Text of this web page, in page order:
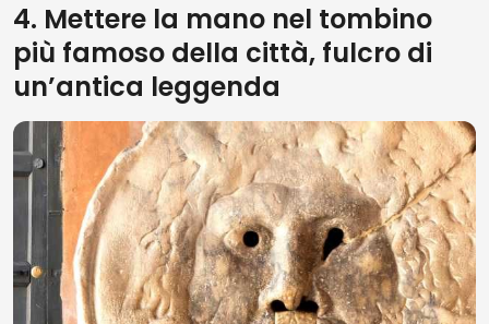
4. Mettere la mano nel tombino
più famoso della città, fulcro di
un’antica leggenda